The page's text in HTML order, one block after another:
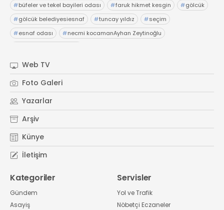
#büfeler ve tekel bayileri odası #faruk hikmet kesgin #gölcük
#gölcük belediyesiesnaf #tuncay yıldız #seçim
#esnaf odası #necmi kocamanAyhan Zeytinoğlu
Web TV
Foto Galeri
Yazarlar
Arşiv
Künye
İletişim
Kategoriler
Gündem
Asayiş
Servisler
Yol ve Trafik
Nöbetçi Eczaneler